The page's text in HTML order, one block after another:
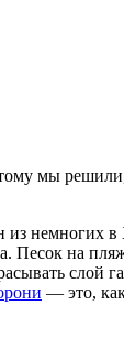
мы
из немногих
на
слой
— это,